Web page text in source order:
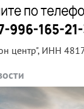
центр", ИНН